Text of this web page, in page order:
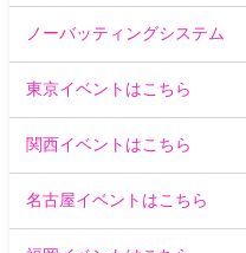
ノーバッティングシステム
東京イベントはこちら
関西イベントはこちら
名古屋イベントはこちら